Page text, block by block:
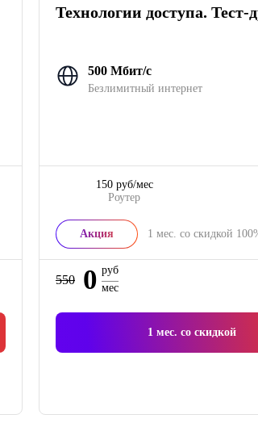
Технологии доступа. Тест-
500 Мбит/с
Безлимитный интернет
Роутер
150 руб/мес
Акция 1 мес. со скидкой
550 0 руб
мес
1 мес. со скидкой